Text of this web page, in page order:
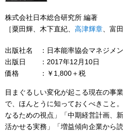
株式会社日本総合研究所 編著
［粟田輝、木下直紀、 高津輝章 、富
出版社名
日本能率協会マネジメ
出版日
2017年12月10日
価格
￥1,800＋税
目まぐるしい変化が起こる現在の事
で、ほんとうに知っておくべきこと
なるための視点」「中期経営計画、
活かせる実務」「増益傾向企業から